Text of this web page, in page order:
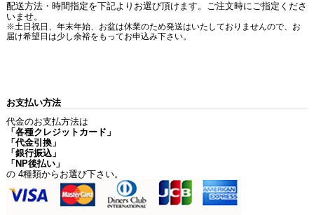
配送方法・時間指定を下記よりお選び頂けます。ご注文時にご指定くださ
いませ。
※土日祝日、年末年始、お盆は休業のため発送はいたしておりませんので、お
届け希望日は少し余裕をもってお申込み下さい。
お支払い方法
代金のお支払方法は
「各種クレジットカード」
「代金引換」
「銀行振込」
「NP後払い」
の 4種類からお選び下さい。